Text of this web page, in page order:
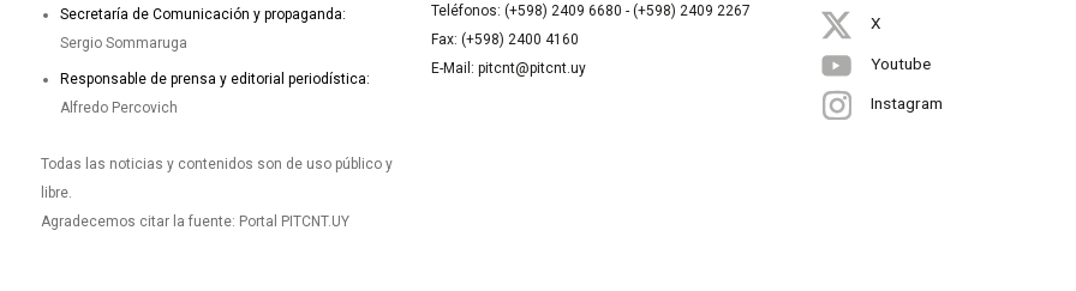
Secretaría de Comunicación y propaganda:
Sergio Sommaruga
Responsable de prensa y editorial periodística:
Alfredo Percovich
Todas las noticias y contenidos son de uso público y
libre.
Agradecemos citar la fuente: Portal PITCNT.UY
Teléfonos: (+598) 2409 6680 - (+598) 2409 2267
Fax: (+598) 2400 4160
E-Mail: pitcnt@pitcnt.uy
X
Youtube
Instagram